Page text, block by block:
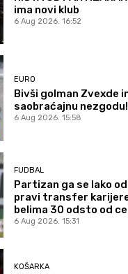
ima novi klub
6 Aug 2026. 16:52
EURO
Bivši golman Zvexde
saobraćajnu nezgodu!
6 Aug 2026. 15:58
FUDBAL
Partizan ga se lako
pravi transfer karijere
belima 30 odsto od
6 Aug 2026. 15:31
KOŠARKA